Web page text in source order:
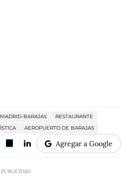
BARAJAS
RESTAURANTE
AEROPUERTO DE BARAJAS
Agregar a Google